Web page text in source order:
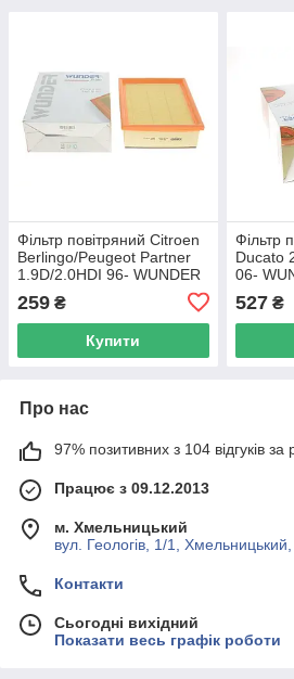
Фільтр повітряний Citroen
Berlingo/Peugeot Partner
1.9D/2.0HDI 96- WUNDER
259 ₴
Купити
Фільтр
Ducato
06-
527₴
Про нас
97% позитивних з 104 відгуків за
Працює з 09.12.2013
м. Хмельницький
вул. Геологів, 1/1, Хмельницький,
Контакти
Сьогодні вихідний
Показати весь графік роботи